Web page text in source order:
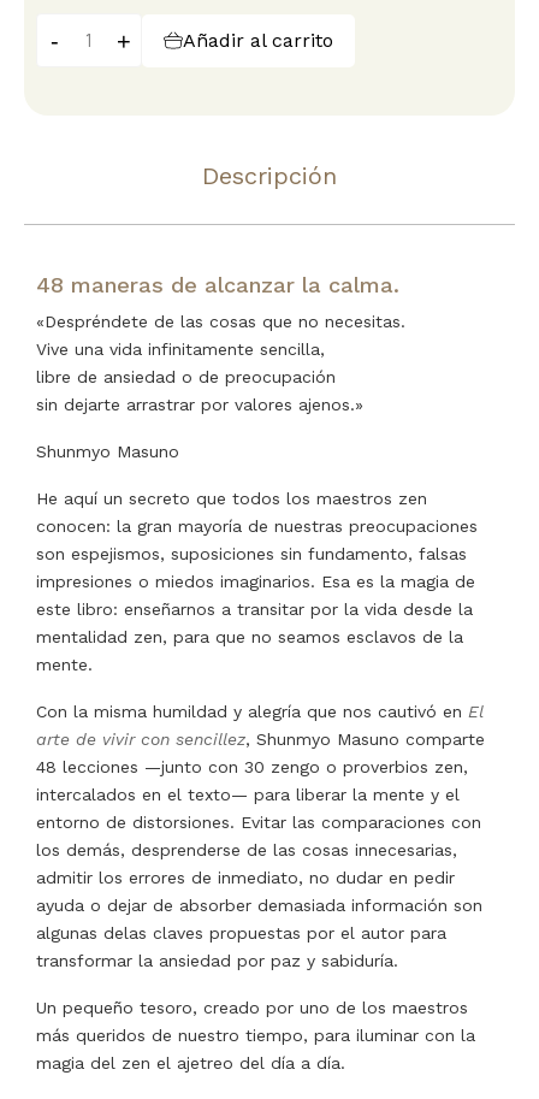
- + Añadir al carrito
Descripción
48 maneras de alcanzar la calma.
«Despréndete de las cosas que no necesitas.
Vive una vida infinitamente sencilla,
libre de ansiedad o de preocupación
sin dejarte arrastrar por valores ajenos.»
Shunmyo Masuno
He aquí un secreto que todos los maestros zen
conocen: la gran mayoría de nuestras preocupaciones
son espejismos, suposiciones sin fundamento, falsas
impresiones o miedos imaginarios. Esa es la magia de
este libro: enseñarnos a transitar por la vida desde la
mentalidad zen, para que no seamos esclavos de la
mente.
Con la misma humildad y alegría que nos cautivó en El
arte de vivir con sencillez, Shunmyo Masuno comparte
48 lecciones —junto con 30 zengo o proverbios zen,
intercalados en el texto— para liberar la mente y el
entorno de distorsiones. Evitar las comparaciones con
los demás, desprenderse de las cosas innecesarias,
admitir los errores de inmediato, no dudar en pedir
ayuda o dejar de absorber demasiada información son
algunas delas claves propuestas por el autor para
transformar la ansiedad por paz y sabiduría.
Un pequeño tesoro, creado por uno de los maestros
más queridos de nuestro tiempo, para iluminar con la
magia del zen el ajetreo del día a día.